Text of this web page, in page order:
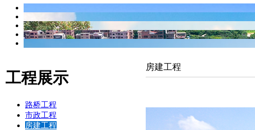
工程展示
路桥工程
市政工程
房建工程
房建工程